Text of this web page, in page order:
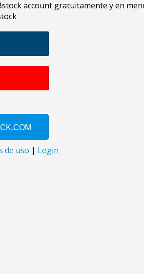
account gratuitamente y en
de uso | Login